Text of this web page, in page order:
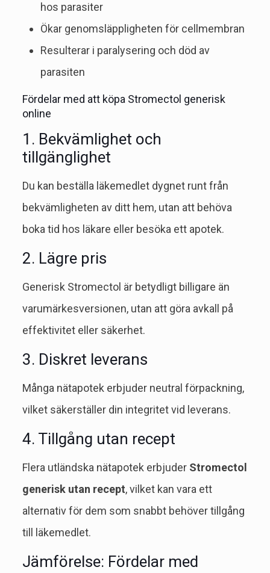
hos parasiter
Ökar genomsläppligheten för cellmembran
Resulterar i paralysering och död av
parasiten
Fördelar med att köpa Stromectol generisk
online
1. Bekvämlighet och
tillgänglighet
Du kan beställa läkemedlet dygnet runt från
bekvämligheten av ditt hem, utan att behöva
boka tid hos läkare eller besöka ett apotek.
2. Lägre pris
Generisk Stromectol är betydligt billigare än
varumärkesversionen, utan att göra avkall på
effektivitet eller säkerhet.
3. Diskret leverans
Många nätapotek erbjuder neutral förpackning,
vilket säkerställer din integritet vid leverans.
4. Tillgång utan recept
Flera utländska nätapotek erbjuder Stromectol
generisk utan recept, vilket kan vara ett
alternativ för dem som snabbt behöver tillgång
till läkemedlet.
Jämförelse: Fördelar med